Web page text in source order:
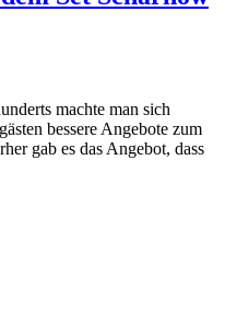
machte man sich
bessere Angebote zum
gab es das Angebot, dass